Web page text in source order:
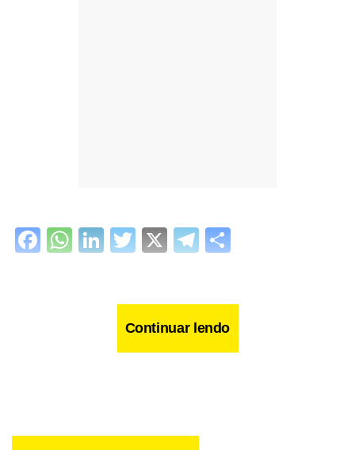
Facebook
WhatsApp
LinkedIn
Twitter
X Telegram
Continuar lendo